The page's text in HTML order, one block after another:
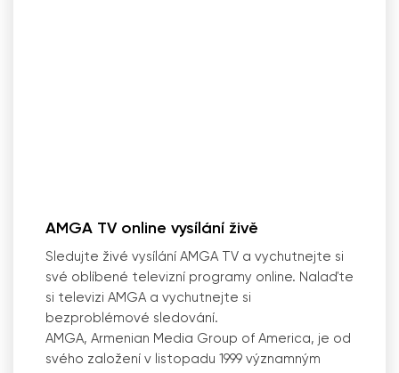
AMGA TV online vysílání živě
Sledujte živé vysílání AMGA TV a vychutnejte si
své oblíbené televizní programy online. Nalaďte
si televizi AMGA a vychutnejte si
bezproblémové sledování.
AMGA, Armenian Media Group of America, je od
svého založení v listopadu 1999 významným